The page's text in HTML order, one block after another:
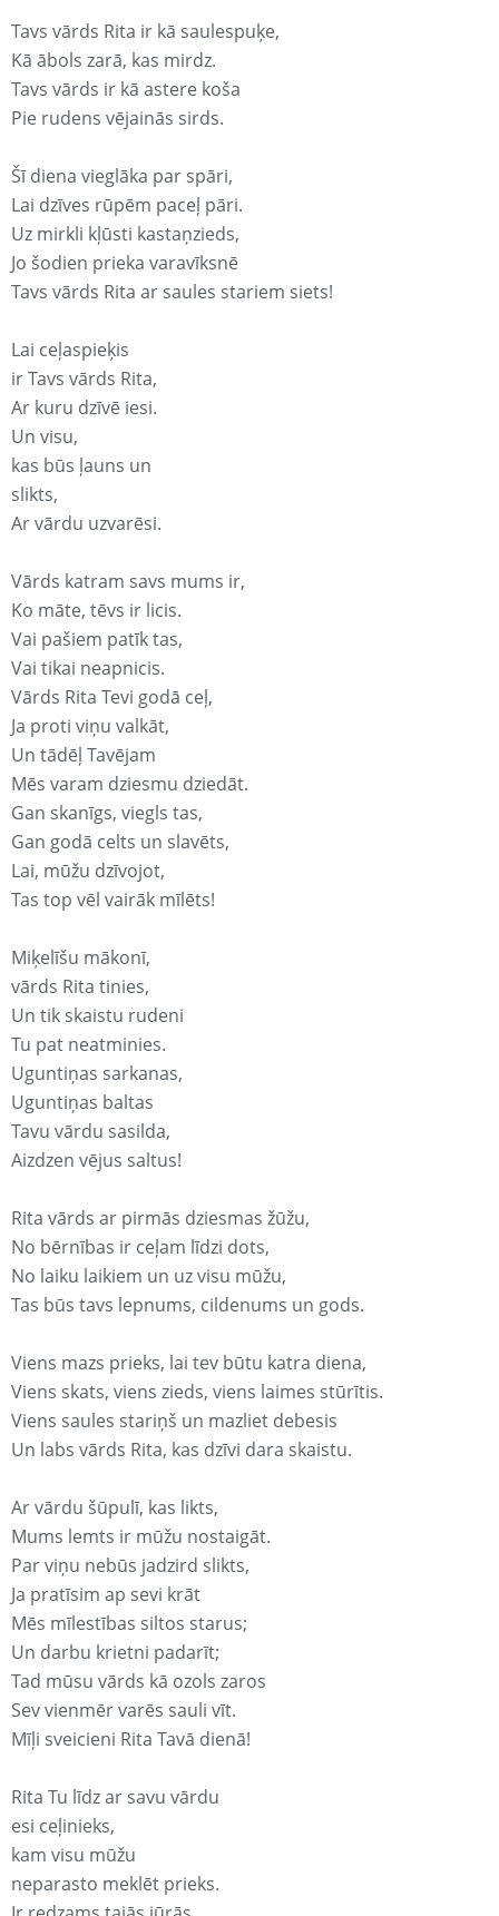
Tavs vārds Rita ir kā saulespuķe,
Kā ābols zarā, kas mirdz.
Tavs vārds ir kā astere koša
Pie rudens vējainās sirds.
Šī diena vieglāka par spāri,
Lai dzīves rūpēm paceļ pāri.
Uz mirkli kļūsti kastaņzieds,
Jo šodien prieka varavīksnē
Tavs vārds Rita ar saules stariem siets!
Lai ceļaspieķis
ir Tavs vārds Rita,
Ar kuru dzīvē iesi.
Un visu,
kas būs ļauns un
slikts,
Ar vārdu uzvarēsi.
Vārds katram savs mums ir,
Ko māte, tēvs ir licis.
Vai pašiem patīk tas,
Vai tikai neapnicis.
Vārds Rita Tevi godā ceļ,
Ja proti viņu valkāt,
Un tādēļ Tavējam
Mēs varam dziesmu dziedāt.
Gan skanīgs, viegls tas,
Gan godā celts un slavēts,
Lai, mūžu dzīvojot,
Tas top vēl vairāk mīlēts!
Miķelīšu mākonī,
vārds Rita tinies,
Un tik skaistu rudeni
Tu pat neatminies.
Uguntiņas sarkanas,
Uguntiņas baltas
Tavu vārdu sasilda,
Aizdzen vējus saltus!
Rita vārds ar pirmās dziesmas žūžu,
No bērnības ir ceļam līdzi dots,
No laiku laikiem un uz visu mūžu,
Tas būs tavs lepnums, cildenums un gods.
Viens mazs prieks, lai tev būtu katra diena,
Viens skats, viens zieds, viens laimes stūrītis.
Viens saules stariņš un mazliet debesis
Un labs vārds Rita, kas dzīvi dara skaistu.
Ar vārdu šūpulī, kas likts,
Mums lemts ir mūžu nostaigāt.
Par viņu nebūs jadzird slikts,
Ja pratīsim ap sevi krāt
Mēs mīlestības siltos starus;
Un darbu krietni padarīt;
Tad mūsu vārds kā ozols zaros
Sev vienmēr varēs sauli vīt.
Mīļi sveicieni Rita Tavā dienā!
Rita Tu līdz ar savu vārdu
esi ceļinieks,
kam visu mūžu
neparasto meklēt prieks.